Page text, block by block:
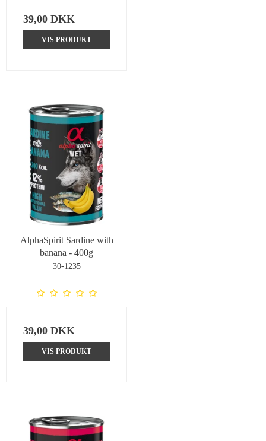
39,00 DKK
VIS PRODUKT
AlphaSpirit Sardine with
banana - 400g
30-1235
39,00 DKK
VIS PRODUKT